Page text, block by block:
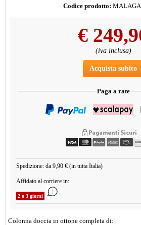
Codice prodotto:
€
(iva inclusa)
Acquista subito
Paga a rate
Spedizione: da 9,90 € (in tutta Italia)
Affidato al corriere in:
2 o 3 giorni
Colonna doccia in ottone completa di: